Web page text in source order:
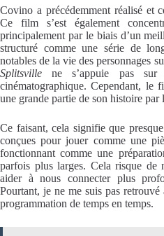
Covino a précédemment réalisé et
Ce film s’est également
principalement par le biais d’un
structuré comme une série de
notables de la vie des personnages
Splitsville ne s’appuie pas
cinématographique. Cependant, le
une grande partie de son histoire par
Ce faisant, cela signifie que
conçues pour jouer comme une
fonctionnant comme une
parfois plus larges. Cela risque
aider à nous connecter plus
Pourtant, je ne me suis pas
programmation de temps en temps.